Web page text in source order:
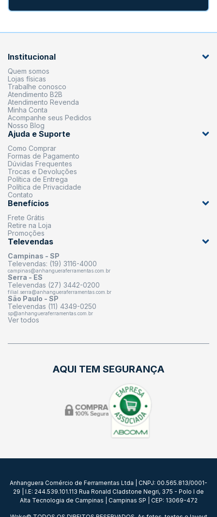
Institucional
Quem somos
Lojas físicas
Trabalhe conosco
Atendimento B2B
Atendimento Revenda
Minha Conta
Acompanhe seus Pedidos
Nosso Blog
Ajuda e Suporte
Como Comprar
Formas de Pagamento
Dúvidas Frequentes
Trocas e Devoluções
Política de Entrega
Política de Privacidade
Contato
Benefícios
Frete Grátis
Retire na Loja
Promoções
Televendas
Campinas - SP
Televendas: (19) 3116-4000
campinas@anhangueraferramentas.com.br
Serra - ES
Televendas (27) 3442-0200
filial.serra@anhangueraferramentas.com.br
São Paulo - SP
Televendas (11) 4349-0250
sp@anhangueraferramentas.com.br
Ver todos
AQUI TEM SEGURANÇA
Anhanguera Comércio de Ferramentas Ltda | CNPJ: 00.565.813/0001-
29 | I.E: 244.539.101.113 Rua Ronald Cladstone Negri, 375 - Polo I de
Alta Tecnologia de Campinas | Campinas SP | CEP: 13069-472